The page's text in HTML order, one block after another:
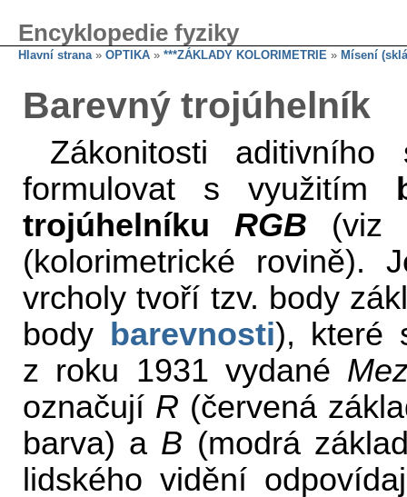
Encyklopedie fyziky
Hlavní strana» OPTIKA » ***ZÁKLADY KOLORIMETRIE » Mísení
Barevný trojúhelník
Zákonitosti
formulovat s využitím
trojúhelníkuRGB (viz
(kolorimetrické rovině).
vrcholy tvoří tzv. body
body
barevnosti), které
z roku 1931 vydané
označují R (červená
barva) a B (modrá
lidského vidění